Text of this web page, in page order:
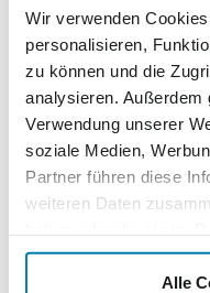
Wir verwenden
personalisieren,
zu können und die
analysieren. Außerdem
Verwendung unserer
soziale Medien,
Partner führen diese
weiteren Daten
gesammelt haben.
Alle